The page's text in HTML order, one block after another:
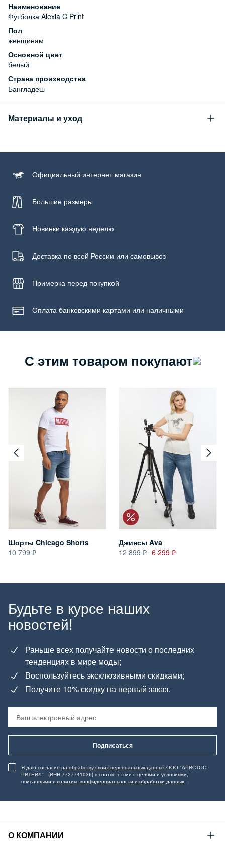
Наименование
Футболка Alexia C Print
Пол
женщинам
Основной цвет
белый
Страна производства
Бангладеш
Материалы и уход
100% хлопок
Официальный интернет магазин
Большие размеры
Новинки каждую неделю
Доставка по всей России или самовывоз
Примерка перед покупкой
Оплата банковскими картами или наличными
С этим товаром покупают
Шорты Chicago Shorts
10 799
Джинсы Ava
12 899
6 299
Будьте в курсе наших
новостей!
Раньше всех получайте новости о последних
тенденциях в мире моды;
Воспользуйтесь эксклюзивными скидками;
Получите 10% скидку на первый заказ.
Подписаться
Я даю согласие на обработку своих персональных данных ООО "АРИСТОС
РИТЕЙЛ" (ИНН 7727741036) в соответствии с целями и условиями,
описанными в политике конфиденциальности и обработки данных.
О КОМПАНИИ